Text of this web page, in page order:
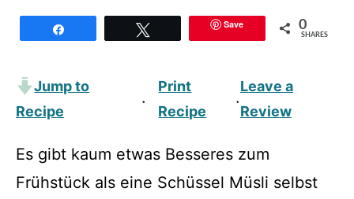
Save 0
SHARES
Jump to
Recipe
·
Print
Recipe
·
Leave a
Review
Es gibt kaum etwas Besseres zum
Frühstück als eine Schüssel Müsli selbst